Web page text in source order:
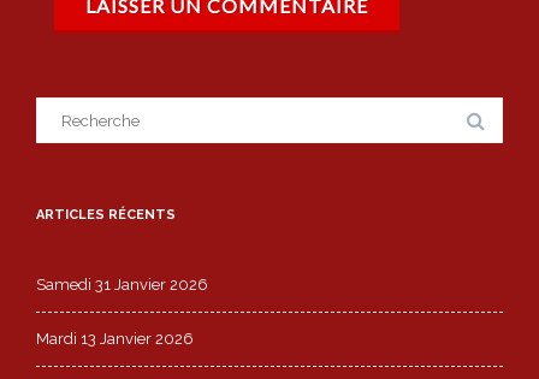
for:
ARTICLES RÉCENTS
Samedi 31 Janvier 2026
Mardi 13 Janvier 2026